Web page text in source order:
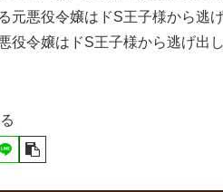
悪役令嬢はドS王子様から逃
令嬢はドS王子様から逃げ出